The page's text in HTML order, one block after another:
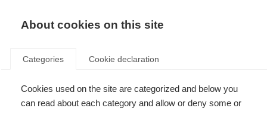
ES
Un nuevo tratamiento para la
About cookies on this site
Categories Cookie declaration
Cookies used on the site are categorized and below you
can read about each category and allow or deny some or